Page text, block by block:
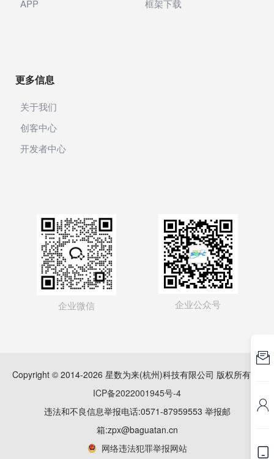
APP
框架下载
更多信息
关于我们
创客中心
开发者中心
企业微信 企业公众号
Copyright © 2014-2026 星数为来(杭州)科技有限公司 版权所有
ICP备2022001945号-4
违法和不良信息举报电话:0571-87959553 举报邮
箱:zpx@baguatan.cn
网络违法犯罪举报网站


